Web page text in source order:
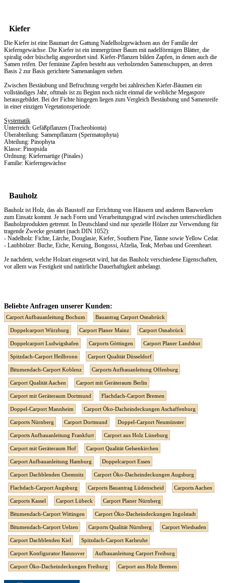
Kiefer
Die Kiefer ist eine Baumart der Gattung Nadelholzgewächsen aus der Familie der
Kieferngewächse. Die Kiefer ist ein immergrüner Baum mit nadelförmigen Blätter, die
spiralig oder büschelig angeordnet sind. Kiefer-Pflanzen bilden Zapfen, in denen auch die
Samen reifen. Der feminine Zapfen besteht aus verholzenden Samenschuppen, an deren
Basis 2 zur Basis gerichtete Samenanlagen stehen.
Zwischen Bestäubung und Befruchtung vergeht bei zahlreichen Kiefer-Bäumen ein
vollständiges Jahr, oftmals ist zu Beginn noch nicht einmal die weibliche Megaspore
herausgebildet. Bei der Fichte hingegen liegen zum Vergleich Bestäubung und Samenreife
in einer einzigen Vegetationsperiode.
Systematik
Unterreich: Gefäßpflanzen (Tracheobionta)
Überabteilung: Samenpflanzen (Spermatophyta)
Abteilung: Pinophyta
Klasse: Pinopsida
Ordnung: Kiefernartige (Pinales)
Familie: Kieferngewächse
Bauholz
Bauholz ist Holz, das als Baustoff zur Errichtung von Häusern und anderen Bauwerken
zum Einsatz kommt. Je nach Form und Verarbeitungsgrad wird zwischen unterschiedlichen
Bauholzprodukten getrennt. In Deutschland sind nur spezielle Hölzer zur Verwendung für
tragende Zwecke gestattet (nach DIN 1052):
- Nadelholz: Fichte, Lärche, Douglasie, Kiefer, Southern Pine, Tanne sowie Yellow Cedar.
- Laubhölzer: Buche, Eiche, Keruing, Bongossi, Afzelia, Teak, Merbau und Greenheart.
Je nachdem, welche Holzart eingesetzt wird, hat das Bauholz verschiedene Eigenschaften,
vor allem was Festigkeit und natürliche Dauerhaftigkeit anbelangt.
Beliebte Anfragen unserer Kunden:
Carport Aufbauanleitung Bochum Bauantrag Carport Osnabrück
Doppelcarport Würzburg Carport Planer Mainz Carport Osnabrück
Doppelcarport Ludwigshafen Carports Göttingen Carport Planer Landshut
Spitzdach-Carport Heilbronn Carport Qualität Düsseldorf
Bitumendach-Carport Koblenz Carports Aufbauanleitung Offenburg
Carport Qualität Aachen Carport mit Geräteraum Berlin
Carport mit Geräteraum Dortmund Flachdach-Carport Bremen
Doppel-Carport Mannheim Carport Öko-Dacheindeckungen Aschaffenburg
Carports Nürnberg Carport Dortmund Doppel-Carport Neumünster
Carports Aufbauanleitung Frankfurt Carport aus Holz Lüneburg
Carport mit Geräteraum Hof Carport Qualität Gelsenkirchen
Carport Aufbauanleitung Hamburg Doppelcarport Essen
Carport Dachblenden Chemnitz Carport Öko-Dacheindeckungen Augsburg
Flachdach-Carport Augsburg Carports Bauantrag Lüdenscheid Carports Aachen
Carports Kassel Carport Lübeck Carport Planer Nürnberg
Bitumendach-Carport Wittingen Carport Öko-Dacheindeckungen Ingolstadt
Bitumendach-Carport Uelzen Carports Qualität Nürnberg Carport Wiesbaden
Carport Dachblenden Kiel Spitzdach-Carport Karlsruhe
Carport Konfigurator Hannover Aufbauanleitung Carport Freiburg
Carport Öko-Dacheindeckungen Freiburg Carport aus Holz Bremen